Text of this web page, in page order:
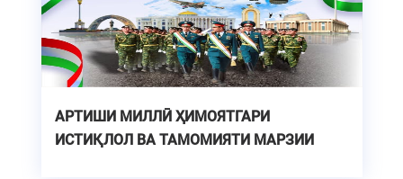
АРТИШИ МИЛЛӢ ҲИМОЯТГАРИ
ИСТИҚЛОЛ ВА ТАМОМИЯТИ МАРЗИИ